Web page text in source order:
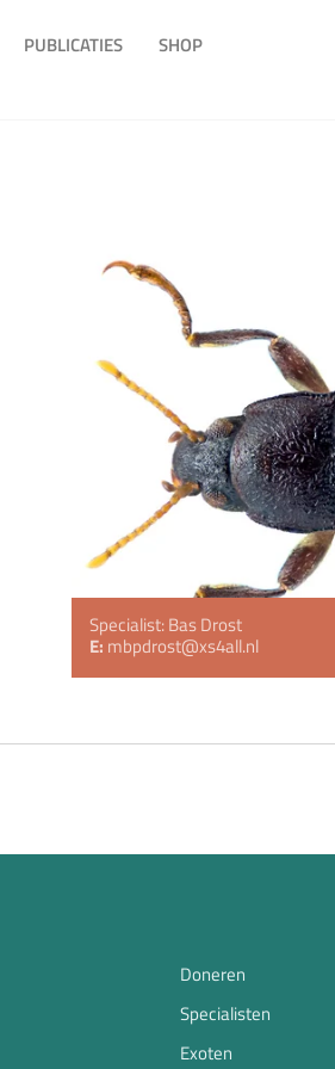
PUBLICATIES SHOP
Specialist: Bas Drost
E: mbpdrost@xs4all.nl
Doneren
Specialisten
Exoten